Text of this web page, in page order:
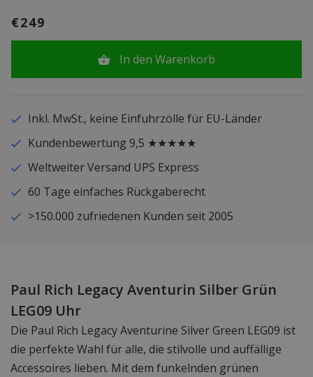
€249
In den Warenkorb
Inkl. MwSt., keine Einfuhrzölle für EU-Länder
Kundenbewertung 9,5 ★★★★★
Weltweiter Versand UPS Express
60 Tage einfaches Rückgaberecht
>150.000 zufriedenen Kunden seit 2005
Paul Rich Legacy Aventurin Silber Grün
LEG09 Uhr
Die Paul Rich Legacy Aventurine Silver Green LEG09 ist
die perfekte Wahl für alle, die stilvolle und auffällige
Accessoires lieben. Mit dem funkelnden grünen